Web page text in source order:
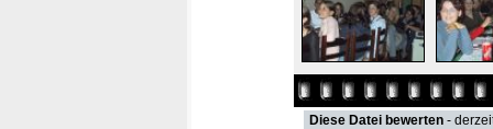
Diese Datei bewerten -